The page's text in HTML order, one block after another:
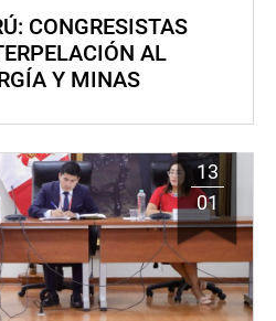
CONGRESISTAS
AL
Y MINAS
13
01